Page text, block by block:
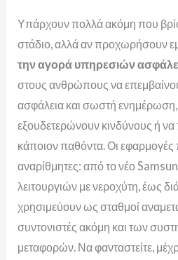
Υπάρχουν πολλά ακόμη που
στάδιο, αλλά αν προχωρήσουν
την αγορά υπηρεσιών
στους ανθρώπους να
ασφάλεια και σωστή
εξουδετερώνουν κινδύνους ή
κάποιον παθόντα. Οι εφαρμογές
αναρίθμητες: από το νέο
λειτουργιών με νεροχύτη, έως
χρησιμεύουν ως σταθμοί
συντονιστές ακόμη και των
μεταφορών. Να φανταστείτε,